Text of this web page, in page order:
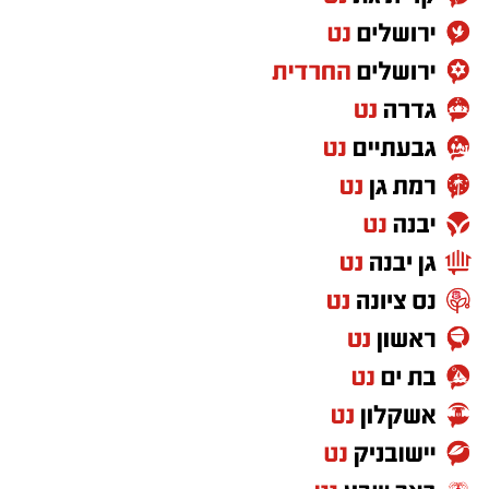
את כל היכולות הנדרשות להשתלבות במסגרת
צבאית.
לכן, הטענה ש"חרדים לא מתאימים לצבא" פשוט
לא מתיישבת עם המציאות שנראית לעין.
ועזבו לרגע את דעתי האישית, שמי שלא תורם
למדינה לא יכול לצפות ליהנות מכל הזכויות שהיא
מעניקה. ולא חסרות דרכים לתרום למדינה שבה
אתה חי, מגדל את ילדיך וישן בביטחון מדי לילה.
אבל מעבר לשאלת השוויון בנטל, אני שואלת את
עצמי איזה מסר אנחנו מעבירים לילדים שלנו,
לציבור הישראלי ולעולם כולו.
מה הם רואים?